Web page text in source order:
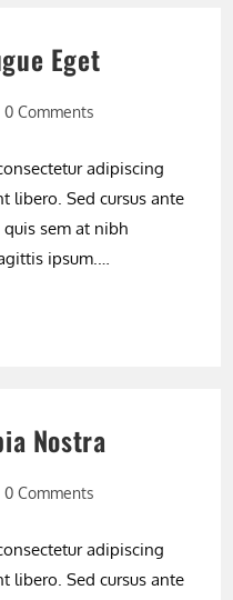
Eget
0 Comments
adipiscing
libero. Sed cursus ante
sem at nibh
ipsum.…
Nostra
0 Comments
adipiscing
libero. Sed cursus ante